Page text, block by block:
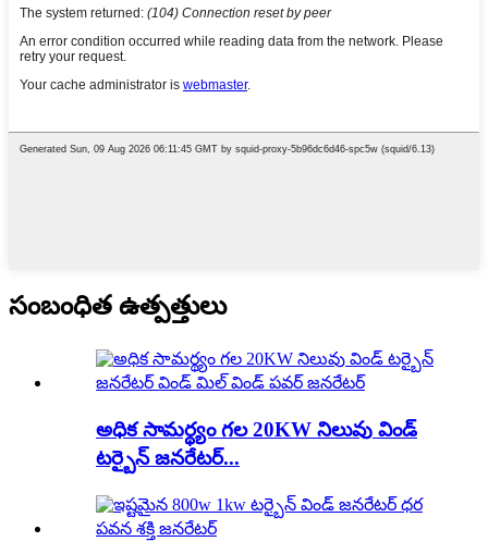
సంబంధిత ఉత్పత్తులు
అధిక సామర్థ్యం గల 20KW నిలువు విండ్
టర్బైన్ జనరేటర్...